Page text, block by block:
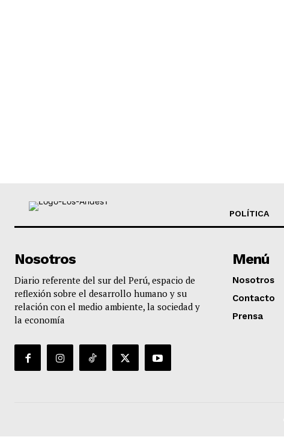
POLÍTICA
Nosotros
Diario referente del sur del Perú, espacio de
reflexión sobre el desarrollo humano y su
relación con el medio ambiente, la sociedad y
la economía
Menú
Nosotros
Contacto
Prensa